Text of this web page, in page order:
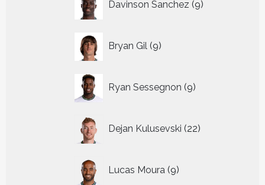
Davinson Sanchez 9
producten
Bryan Gil 9
producten
Ryan Sessegnon 9
producten
Dejan Kulusevski 22
producten
Lucas Moura 9
producten